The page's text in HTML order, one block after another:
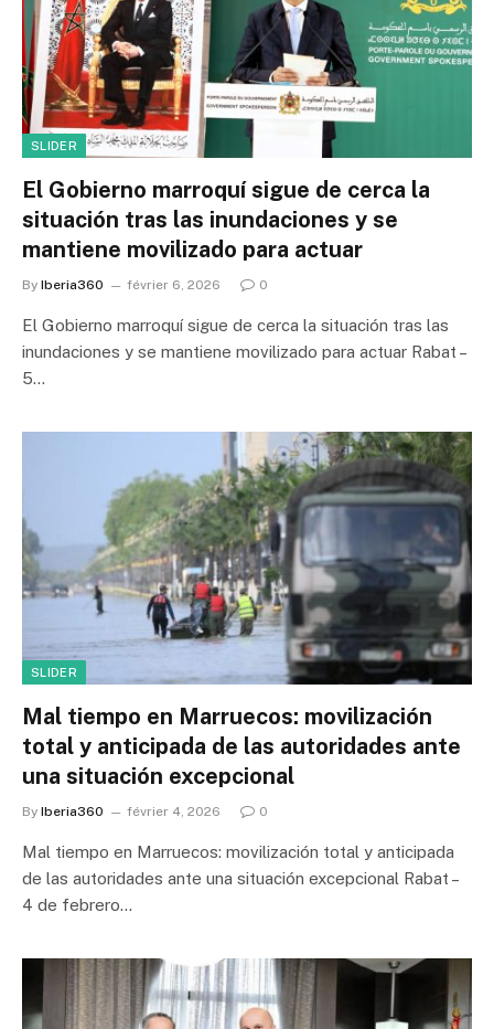
SLIDER
El Gobierno marroquí sigue de cerca la
situación tras las inundaciones y se
mantiene movilizado para actuar
By Iberia360 février 6, 2026 0
El Gobierno marroquí sigue de cerca la situación tras las
inundaciones y se mantiene movilizado para actuar Rabat –
5…
SLIDER
Mal tiempo en Marruecos: movilización
total y anticipada de las autoridades ante
una situación excepcional
By Iberia360 février 4, 2026 0
Mal tiempo en Marruecos: movilización total y anticipada
de las autoridades ante una situación excepcional Rabat –
4 de febrero…